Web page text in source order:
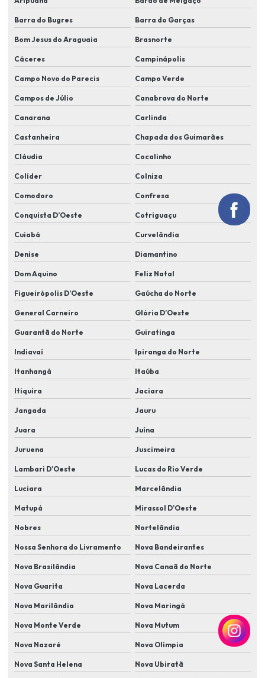
Instalação de alarme residencial
Instalação de alarmes comerciais
Instalação de câmera de segurança em lucas do rio verde
Instalação de câmeras e alarmes
Instalação de câmeras alarmes e cerca elétrica
Instalação de câmeras alarmes residenciais
Instalação de câmeras de alta resolução
Instalação de câmeras cftv
Instalação de câmeras em condomínio
Instalação de cameras de segurança
Instalação de câmeras de segurança em condomínios
Instalação de cameras de segurança residencial
Instalação de câmeras de videomonitoramento
Instalação de câmeras wifi
Instalação de cftv
Instalação de controle de acesso
Instalação elétrica alarme residencial
Instalação de eletroímã
Instalação de segurança eletrônica cftv
Instalação de sensores de abertura de portas e janelas
Instalação de sensores antiesmagamento em portões automáticos
Instalação de sensores de movimento
Instalação de sensores de presença e iluminação automatizada
Instalação de sistema de alarme
Instalação de sistema de cameras de segurança
Instalação de sistema de monitoramento
Barra do Bugres Barra do Garças
Bom Jesus do Araguaia Brasnorte
Cáceres Campinápolis
Campo Novo do Parecis Campo Verde
Campos de Júlio Canabrava do Norte
Canarana Carlinda
Castanheira Chapada dos Guimarães
Cláudia Cocalinho
Colíder Colniza
Comodoro Confresa
Conquista D’Oeste Cotriguaçu
Cuiabá Curvelândia
Denise Diamantino
Dom Aquino Feliz Natal
Figueirópolis D’Oeste Gaúcha do Norte
General Carneiro Glória D’Oeste
Guarantã do Norte Guiratinga
Indiavaí Ipiranga do Norte
Itanhangá Itaúba
Itiquira Jaciara
Jangada Jauru
Juara Juína
Juruena Juscimeira
Lambari D’Oeste Lucas do Rio Verde
Luciara Marcelândia
Matupá Mirassol D’Oeste
Nobres Nortelândia
Nossa Senhora do Livramento Nova Bandeirantes
Nova Brasilândia Nova Canaã do Norte
Nova Guarita Nova Lacerda
Nova Marilândia Nova Maringá
Nova Monte Verde Nova Mutum
Nova Nazaré Nova Olímpia
Nova Santa Helena Nova Ubiratã